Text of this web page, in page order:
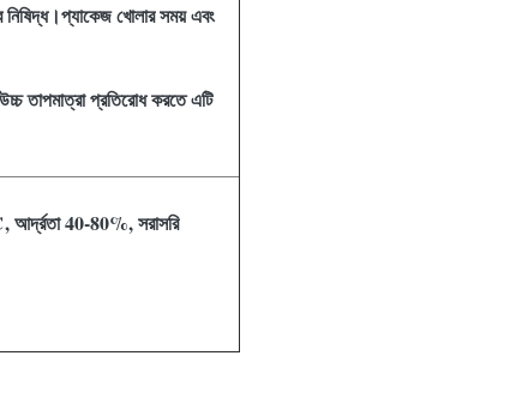
নিষিদ্ধ।প্যাকেজ খোলার সময় এবং
তাপমাত্রা প্রতিরোধ করতে এটি
40-80%, সরাসরি